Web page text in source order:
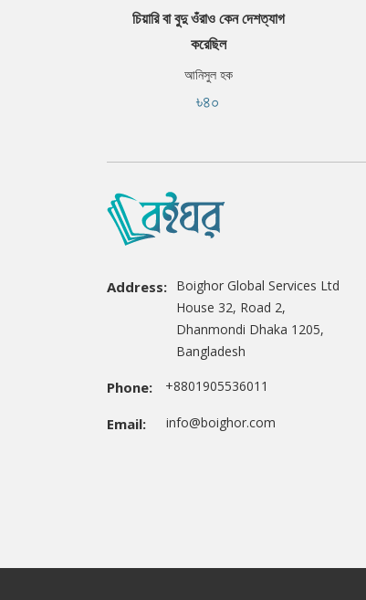
চিয়ারি বা বুদু ওঁরাও কেন দেশত্যাগ
করেছিল
আনিসুল হক
৳৪০
Address: Boighor Global Services Ltd
House 32, Road 2,
Dhanmondi Dhaka 1205,
Bangladesh
Phone: +8801905536011
Email: info@boighor.com